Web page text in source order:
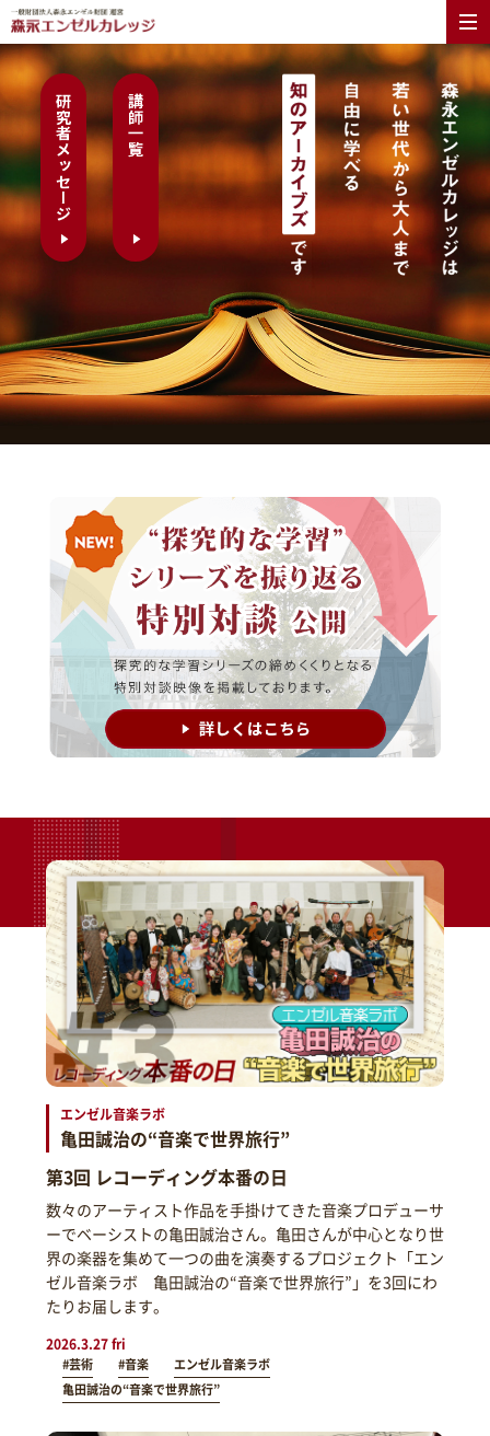
エンゼル音楽ラボ
亀田誠治の“音楽で世界旅行”
第3回 レコーディング本番の日
数々のアーティスト作品を手掛けてきた音楽プロデューサ
ーでベーシストの亀田誠治さん。亀田さんが中心となり世
界の楽器を集めて一つの曲を演奏するプロジェクト「エン
ゼル音楽ラボ 亀田誠治の“音楽で世界旅行”」を3回にわ
たりお届します。
2026.3.27 fri
#芸術 #音楽
エンゼル音楽ラボ
亀田誠治の“音楽で世界旅行”